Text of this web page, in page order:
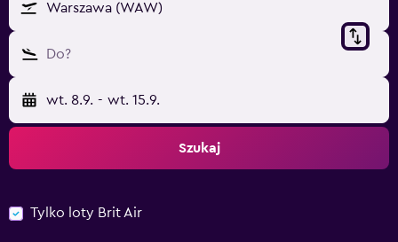
Warszawa (WAW)
Do?
wt. 8.9. - wt. 15.9.
Szukaj
Tylko loty Brit Air